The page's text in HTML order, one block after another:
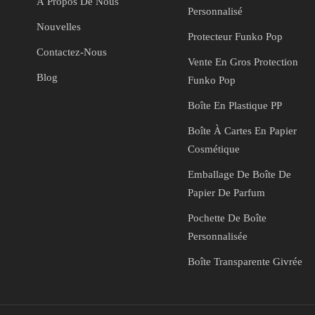
visuellement saisissante qui captive vos clients. Dans le
l'utilisation de boîtes en papier personnalisées démontre votre
Ces boîtes sont généralement fabriquées à partir de matériaux
En optant pour des emballages à base de papier, vous
votre empreinte carbone, ce qui résonne positivement
de branding, produit protection et respect de
et leur capacité à créer des designs uniques et accrocheurs, ces
à la recherche de solutions d'emballage efficaces et
Nouvelles
Contactez-Nous
Blog
Personnalisé
Protecteur Funko Pop
Vente En Gros Protection
Funko Pop
Boîte En Plastique PP
Boîte À Cartes En Papier
Cosmétique
Emballage De Boîte De
Papier De Parfum
Pochette De Boîte
Personnalisée
Boîte Transparente Givrée